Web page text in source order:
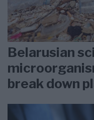
Belarusian
break down